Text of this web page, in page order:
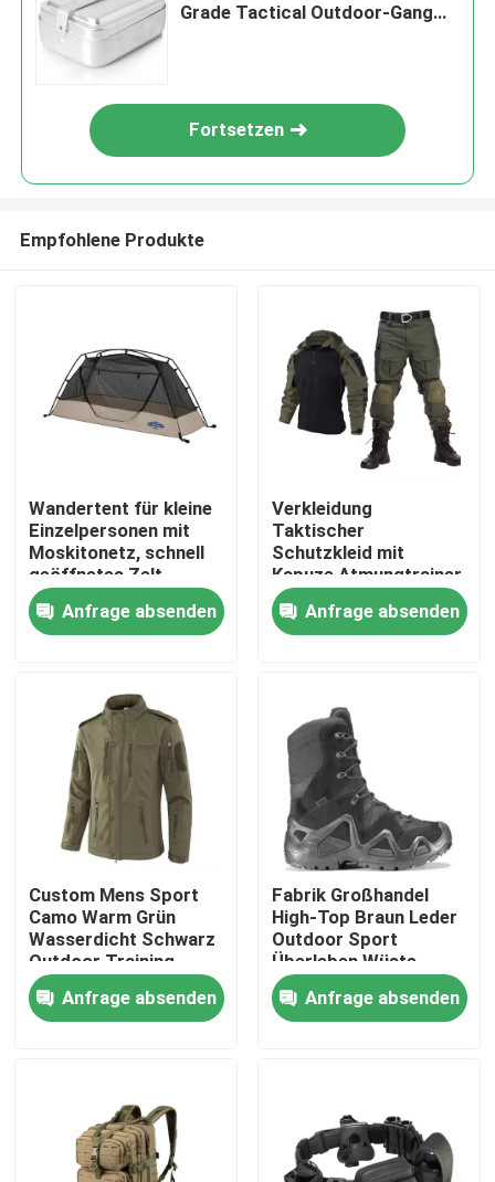
Zu Hause
Produkte
Über uns
Werksbesichtigung
Qualitätskontrolle
Neuigkeiten
Militärische taktische Abnutzung
Militärische taktische kugelsichere Weste
Grade Tactical Outdoor-Gang
Fortsetzen
Empfohlene Produkte
Wandertent für kleine
Einzelpersonen mit
Moskitonetz, schnell
geöffnetes Zelt
Anfrage absenden
Verkleidung
Taktischer
Schutzkleid mit
Kapuze Atmungtrainer
Froschhemd und
HosenAnfrage absenden
Custom Mens Sport
Camo Warm Grün
Wasserdicht Schwarz
Outdoor Training
Softshell Polar Fleece
Marine Winter
Taktische Jacken
Anfrage absenden
Fabrik Großhandel
High-Top Braun Leder
Outdoor Sport
Überleben Wüste
Sicherheit Taktische
Kampfschuhe
Anfrage absenden